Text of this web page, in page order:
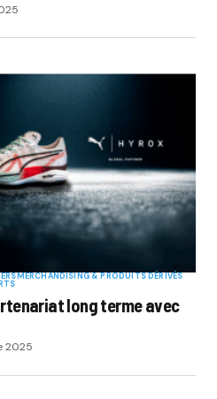
MERCHANDISING & PRODUITS DÉRIVÉS
long terme avec
2025